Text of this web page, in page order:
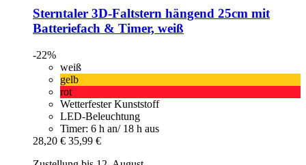
Sterntaler 3D-​Faltstern hängend 25cm mit
Batteriefach & Timer, weiß
-22%
weiß
gelb
rot
Wetterfester Kunststoff
LED-Beleuchtung
Timer: 6 h an/ 18 h aus
28,20 € 35,99 €